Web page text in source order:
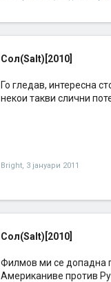
Сол(Salt)[2010]
Го гледав, интересна
некои такви слични
Bright, 3 јануари 2011
Сол(Salt)[2010]
Филмов ми се допадна
Американиве против